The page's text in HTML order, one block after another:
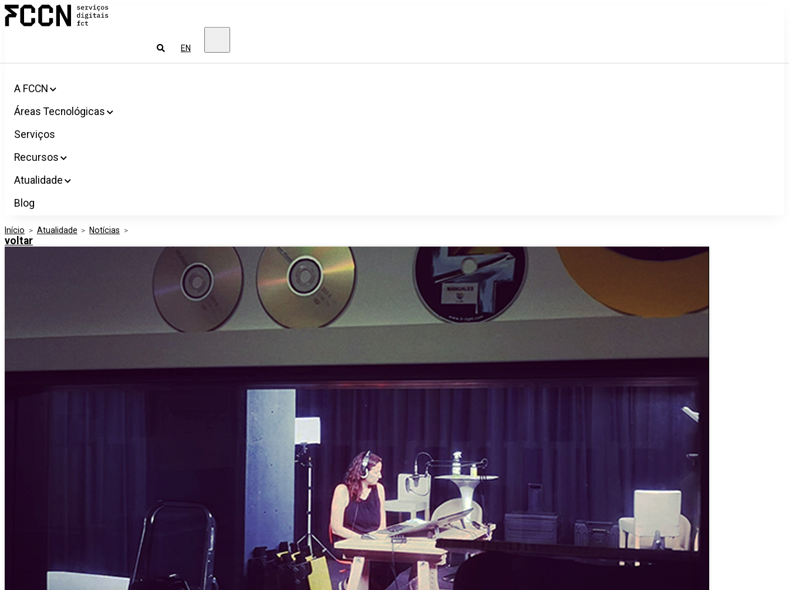
Salta
para
Pesquisar
EN
A FCCN
Áreas Tecnológicas
Serviços
Recursos
Atualidade
Blog
Início > Atualidade > Notícias >
voltar